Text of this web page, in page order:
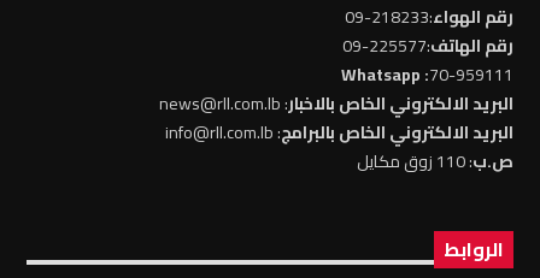
رقم الهواء:218233-09
رقم الهاتف:225577-09
70-959111
: Whatsapp
البريد الالكتروني الخاص بالاخبار: news@rll.com.lb
البريد الالكتروني الخاص بالبرامج: info@rll.com.lb
ص.ب: 110 زوق مكايل
الروابط